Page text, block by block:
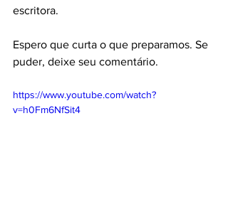
escritora.
Espero que curta o que preparamos. Se
puder, deixe seu comentário.
https://www.youtube.com/watch?
v=h0Fm6NfSit4